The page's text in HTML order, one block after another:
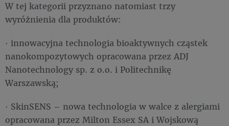
W tej kategorii przyznano natomiast trzy
wyróżnienia dla produktów:
· innowacyjna technologia bioaktywnych cząstek
nanokompozytowych opracowana przez ADJ
Nanotechnology sp. z o.o. i Politechnikę
Warszawską;
· SkinSENS – nowa technologia w walce z alergiami
opracowana przez Milton Essex SA i Wojskową